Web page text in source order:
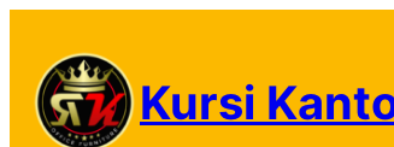
content
Kursi